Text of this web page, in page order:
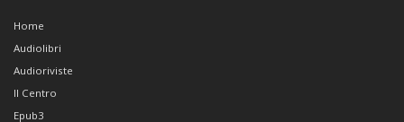
Home
Audiolibri
Audioriviste
Il Centro
Epub3